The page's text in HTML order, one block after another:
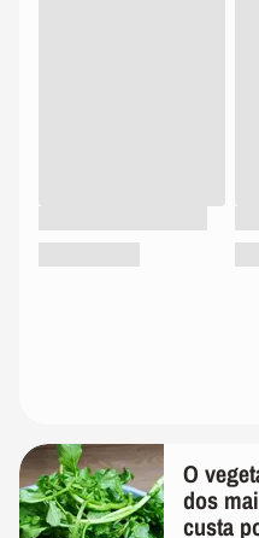
O
dos
custa